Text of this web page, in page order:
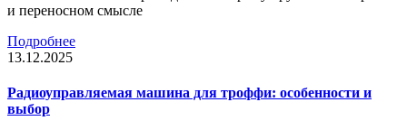
и переносном смысле
Подробнее
13.12.2025
Радиоуправляемая машина для троффи: особенности и
выбор